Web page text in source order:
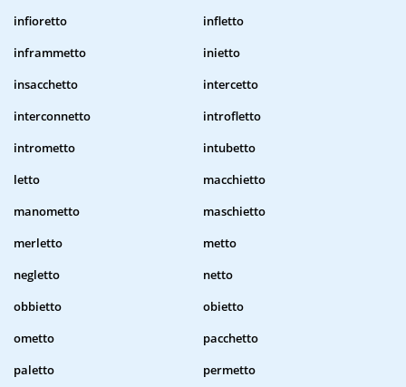
infioretto
infletto
inframmetto
inietto
insacchetto
intercetto
interconnetto
introfletto
intrometto
intubetto
letto
macchietto
manometto
maschietto
merletto
metto
negletto
netto
obbietto
obietto
ometto
pacchetto
paletto
permetto